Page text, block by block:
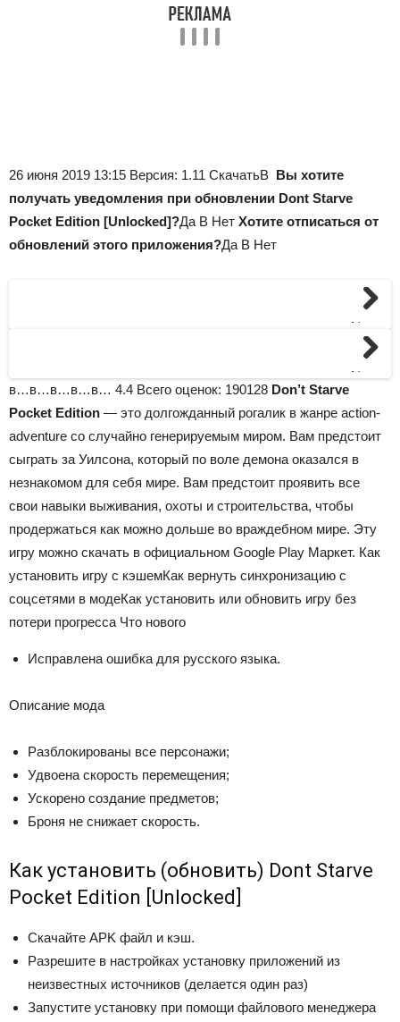
26 июня 2019 13:15 Версия: 1.11 СкачатьВ Вы хотите
получать уведомления при обновлении Dont Starve
Pocket Edition [Unlocked]?Да В Нет Хотите отписаться от
обновлений этого приложения?Да В Нет
Next
Next
в…в…в…в…в… 4.4 Всего оценок: 190128 Don’t Starve
Pocket Edition — это долгожданный рогалик в жанре action-
adventure со случайно генерируемым миром. Вам предстоит
сыграть за Уилсона, который по воле демона оказался в
незнакомом для себя мире. Вам предстоит проявить все
свои навыки выживания, охоты и строительства, чтобы
продержаться как можно дольше во враждебном мире. Эту
игру можно скачать в официальном Google Play Маркет. Как
установить игру с кэшемКак вернуть синхронизацию с
соцсетями в модеКак установить или обновить игру без
потери прогресса Что нового
Исправлена ошибка для русского языка.
Описание мода
Разблокированы все персонажи;
Удвоена скорость перемещения;
Ускорено создание предметов;
Броня не снижает скорость.
Как установить (обновить) Dont Starve
Pocket Edition [Unlocked]
Скачайте APK файл и кэш.
Разрешите в настройках установку приложений из
неизвестных источников (делается один раз)
Запустите установку при помощи файлового менеджера